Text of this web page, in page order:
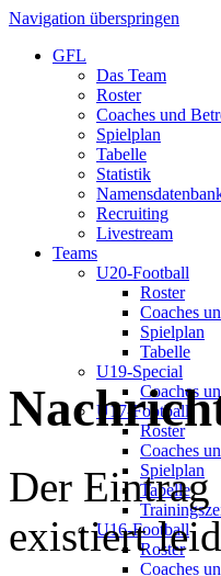
Navigation überspringen
GFL
Das Team
Roster
Coaches und
Spielplan
Tabelle
Statistik
Recruiting
Livestream
Teams
U20-Football
Roster
Coaches
Spielplan
Tabelle
U19-Special
Coaches
U17-Football
Roster
Coaches
Spielplan
Tabelle
U16-Football
Roster
Coaches
Der
existiert